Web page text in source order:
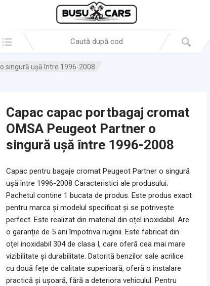
singură uşă între 1996-2008
Capac capac portbagaj cromat
OMSA Peugeot Partner o
singură uşă între 1996-2008
Capac pentru bagaje cromat Peugeot Partner o singură
ușă între 1996-2008 Caracteristici ale produsului;
Pachetul contine 1 bucata de produs. Este produs exact
pentru marca și modelul specificat și se potrivește
perfect. Este realizat din material din oțel inoxidabil. Are
o garanție de 5 ani împotriva ruginii. Este fabricat din
oțel inoxidabil 304 de clasa I, care oferă cea mai mare
vizibilitate și durabilitate. Datorită benzilor sale acrilice
cu două fețe de calitate superioară, oferă o instalare
practică și ușoară, fără a deteriora vehiculul. Pentru